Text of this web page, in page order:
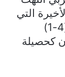
الأخيرة التي
أجريت اليوم خسرها أيضا منتخبنا(4-1)
كحصيلة